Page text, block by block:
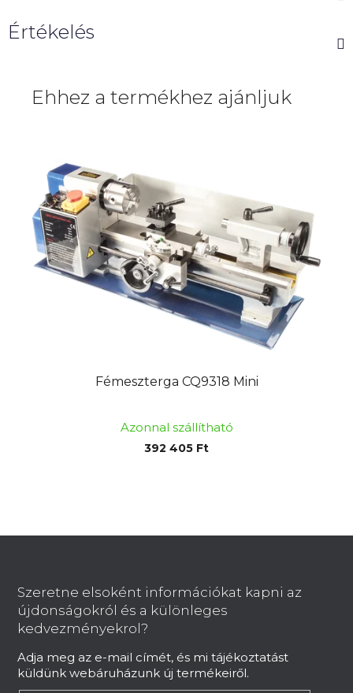
Értékelés
Ehhez a termékhez ajánljuk
Fémeszterga CQ9318 Mini
Azonnal szállítható
392 405 Ft
Szeretne elsoként információkat kapni az
újdonságokról és a különleges
kedvezményekrol?
Adja meg az e-mail címét, és mi tájékoztatást
küldünk webáruházunk új termékeiről.